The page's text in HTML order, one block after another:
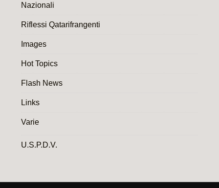
Nazionali
Riflessi Qatarifrangenti
Images
Hot Topics
Flash News
Links
Varie
U.S.P.D.V.